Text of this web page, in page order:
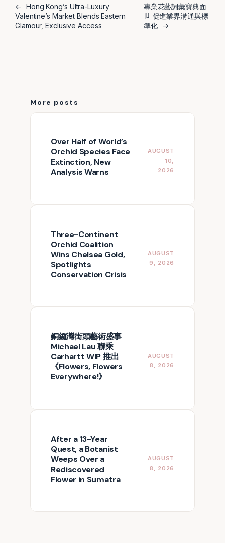
← Hong Kong’s Ultra-Luxury
Valentine’s Market Blends Eastern
Glamour, Exclusive Access
專業花藝詞彙寶典面
世 促進業界溝通與標
準化
→
More posts
Over Half of World’s
Orchid Species Face
Extinction, New
Analysis Warns
AUGUST
10,
2026
Three-Continent
Orchid Coalition
Wins Chelsea Gold,
Spotlights
Conservation Crisis
AUGUST
9, 2026
銅鑼灣街頭藝術盛事
Michael Lau 聯乘
Carhartt WIP 推出
《Flowers, Flowers
Everywhere!》
AUGUST
8, 2026
After a 13-Year
Quest, a Botanist
Weeps Over a
Rediscovered
Flower in Sumatra
AUGUST
8, 2026